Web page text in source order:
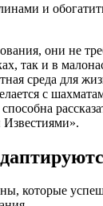
и
они не
так и в
среда для
с
которые